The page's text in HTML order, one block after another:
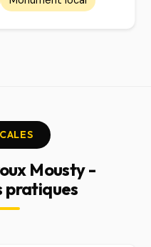
Mousty -
pratiques